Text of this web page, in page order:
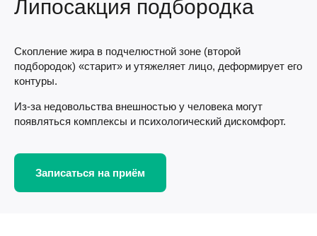
Липосакция подбородка
Скопление жира в подчелюстной зоне (второй
подбородок) «старит» и утяжеляет лицо, деформирует его
контуры.
Из-за недовольства внешностью у человека могут
появляться комплексы и психологический дискомфорт.
Записаться на приём